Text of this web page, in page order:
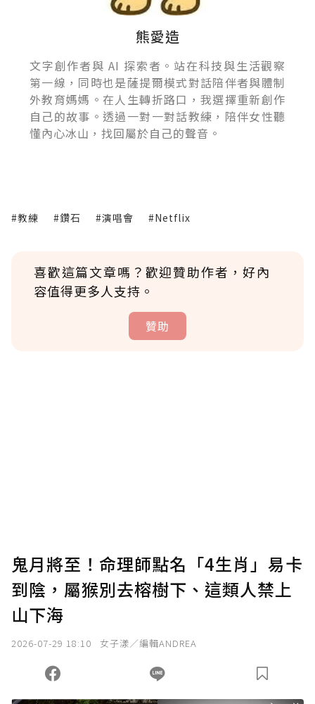
熊愛造
文字創作者與 AI 探索者。站在科技與生活觀察
第一線，同時也是薩提爾模式對話陪伴者與體制
外教育媽媽。在人生轉折路口，我選擇重新創作
自己的故事。透過一對一對話教練，陪伴女性聽
懂內心冰山，找回屬於自己的聲音。
#教練 #鑽石 #演唱會 #Netflix
喜歡這篇文章嗎？歡迎贊助作者，好內
容值得更多人支持。
贊助
確認送出
您當前剩餘 U 利點數：0點；前往 購買點數
鬼月將至！命理師點名「4生肖」易卡
到陰，屬猴別去榕樹下、這類人禁上
山下海
2026-07-29 18:10 女子漾／編輯ANDREA